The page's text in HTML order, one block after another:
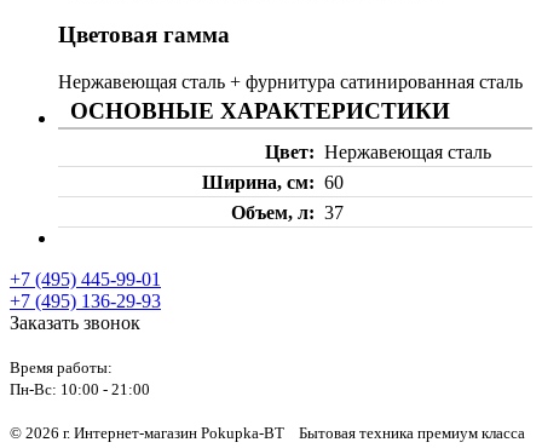
Цветовая гамма
Нержавеющая сталь + фурнитура сатинированная сталь
ОСНОВНЫЕ ХАРАКТЕРИСТИКИ
Цвет
Нержавеющая сталь
Ширина, см
60
Объем, л
37
+7 (495) 445-99-01
+7 (495) 136-29-93
Заказать звонок
Время работы:
Пн-Вс: 10:00 - 21:00
© 2026 г. Интернет-магазин Pokupka-BT Бытовая техника премиум класса